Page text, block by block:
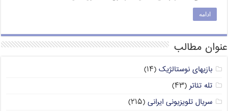
ادامه
عنوان مطالب
بازیهای نوستالژیک (۱۴)
تله تئاتر (۴۳)
سریال تلویزیونی ایرانی (۲۱۵)